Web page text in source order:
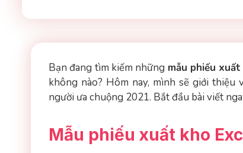
Bạn đang tìm kiếm những mẫu phiếu
không nào? Hôm nay, mình sẽ giới
người ưa chuộng 2021. Bắt đầu bài viết
Mẫu phiếu xuất kho